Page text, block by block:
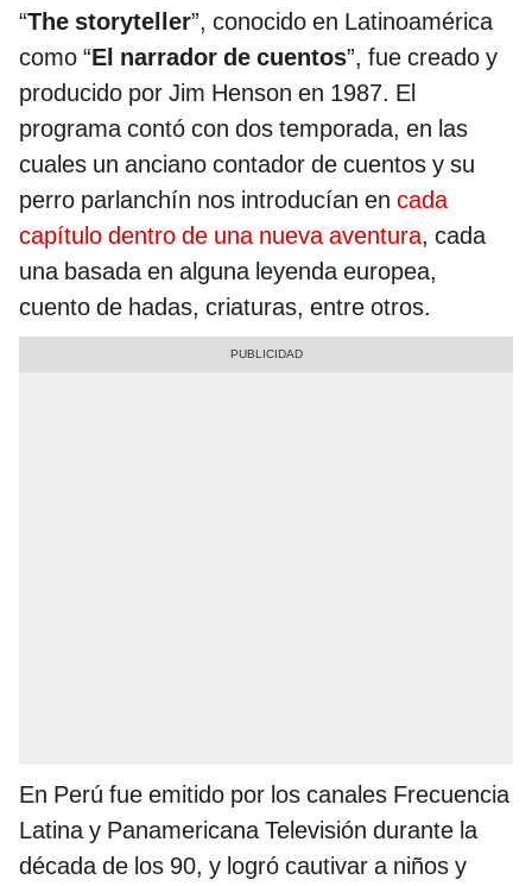
“The storyteller”, conocido en Latinoamérica
como “El narrador de cuentos”, fue creado y
producido por Jim Henson en 1987. El
programa contó con dos temporada, en las
cuales un anciano contador de cuentos y su
perro parlanchín nos introducían en cada
capítulo dentro de una nueva aventura, cada
una basada en alguna leyenda europea,
cuento de hadas, criaturas, entre otros.
En Perú fue emitido por los canales Frecuencia
Latina y Panamericana Televisión durante la
década de los 90, y logró cautivar a niños y